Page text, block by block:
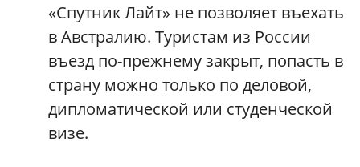
«Спутник Лайт» не позволяет въехать
в Австралию. Туристам из России
въезд по-прежнему закрыт, попасть в
страну можно только по деловой,
дипломатической или студенческой
визе.